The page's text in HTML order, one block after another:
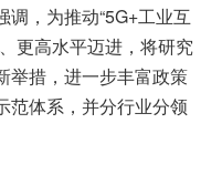
，为推动“5G+工业互
更高水平迈进，将研究
举措，进一步丰富政策
范体系，并分行业分领